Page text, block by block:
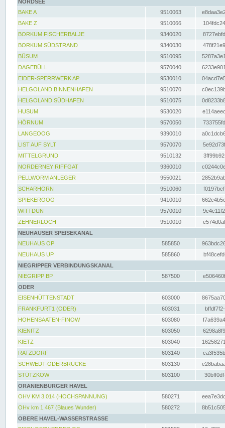
NORDSEE
BAKE A
9510063
BAKE Z
9510066
BORKUM FISCHERBALJE
9340020
BORKUM SÜDSTRAND
9340030
BÜSUM
9510095
DAGEBÜLL
9570040
EIDER-SPERRWERK AP
9530010
HELGOLAND BINNENHAFEN
9510070
HELGOLAND SÜDHAFEN
9510075
HUSUM
9530020
HÖRNUM
9570050
LANGEOOG
9390010
LIST AUF SYLT
9570070
MITTELGRUND
9510132
NORDERNEY RIFFGAT
9360010
PELLWORM ANLEGER
9550021
SCHARHÖRN
9510060
SPIEKEROOG
9410010
WITTDÜN
9570010
ZEHNERLOCH
9510010
NEUHAUSER SPEISEKANAL
NEUHAUS OP
585850
NEUHAUS UP
585860
NIEGRIPPER VERBINDUNGSKANAL
NIEGRIPP BP
587500
ODER
EISENHÜTTENSTADT
603000
FRANKFURT1 (ODER)
603031
HOHENSAATEN-FINOW
603080
KIENITZ
603050
KIETZ
603040
RATZDORF
603140
SCHWEDT-ODERBRÜCKE
603130
STÜTZKOW
603100
ORANIENBURGER HAVEL
OHV KM 3.014 (HOCHSPANNUNG)
580271
OHv km 1.467 (Blaues Wunder)
580272
OBERE HAVEL-WASSERSTRASSE